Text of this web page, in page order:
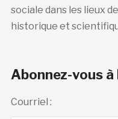
sociale dans les lieux
historique et
Abonnez-vous
Courriel :